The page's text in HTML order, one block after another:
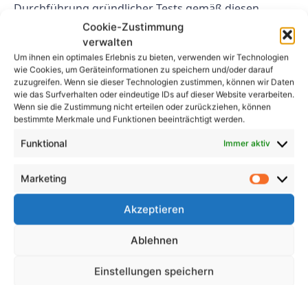
Cookie-Zustimmung
verwalten
Um ihnen ein optimales Erlebnis zu bieten, verwenden wir Technologien
wie Cookies, um Geräteinformationen zu speichern und/oder darauf
zuzugreifen. Wenn sie dieser Technologien zustimmen, können wir Daten
wie das Surfverhalten oder eindeutige IDs auf dieser Website verarbeiten.
Wenn sie die Zustimmung nicht erteilen oder zurückziehen, können
bestimmte Merkmale und Funktionen beeinträchtigt werden.
Funktional Immer aktiv
Marketing
Akzeptieren
Ablehnen
Einstellungen speichern
Durchführung gründlicher Tests gemäß diesen
Standards können Unternehmen die Sicherheit und
Qualität ihrer Produkte nachweisen, Vertrauen bei
den Verbrauchern aufbauen und rechtliche Probleme
im Zusammenhang mit der Nichteinhaltung
vermeiden.
FAQs
die Nichteinhaltung der
Prüfvorschriften VDE 701 und
702?
701 und 702 kann verschiedene Folgen haben,